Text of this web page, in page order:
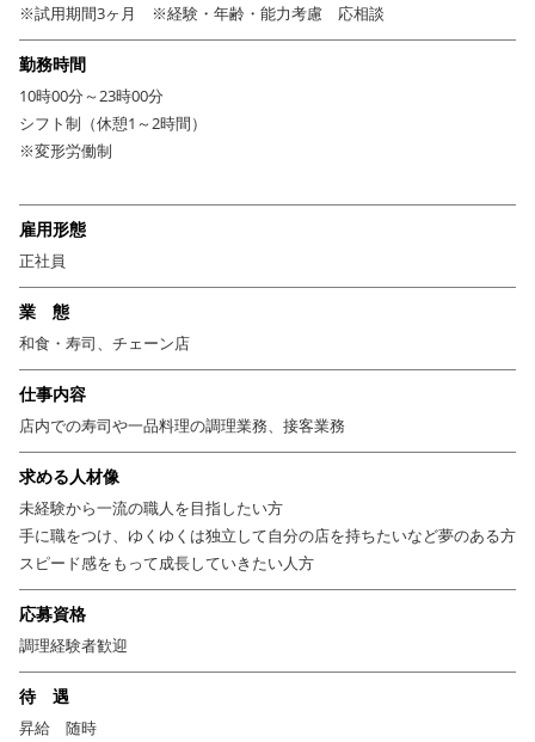
※試用期間3ヶ月 ※経験・年齢・能力考慮 応相談
勤務時間
10時00分～23時00分
シフト制（休憩1～2時間）
※変形労働制
雇用形態
正社員
業 態
和食・寿司、チェーン店
仕事内容
店内での寿司や一品料理の調理業務、接客業務
求める人材像
未経験から一流の職人を目指したい方
手に職をつけ、ゆくゆくは独立して自分の店を持ちたいなど夢のある方
スピード感をもって成長していきたい人方
応募資格
調理経験者歓迎
待 遇
昇給 随時